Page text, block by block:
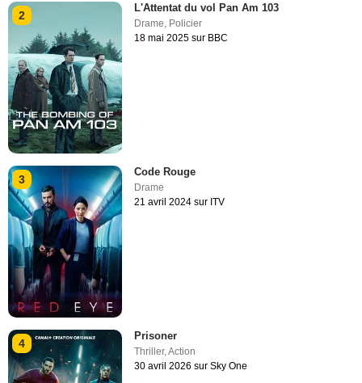
2
L'Attentat du vol Pan Am 103
Drame Policier
18 mai 2025 sur BBC
3
Code Rouge
Drame
21 avril 2024 sur ITV
4
Prisoner
Thriller,Action
30 avril 2026 sur Sky One